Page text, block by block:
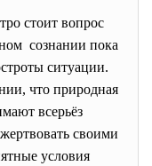
стоит вопрос
сознании пока
ситуации.
что природная
всерьёз
своими
условия